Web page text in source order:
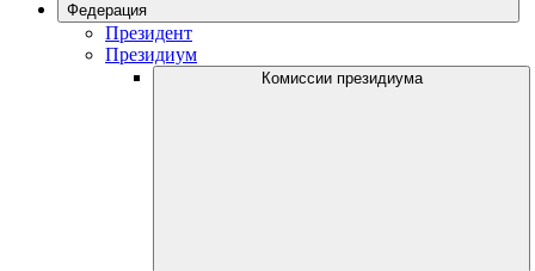
Федерация
Президент
Президиум
Комиссии президиума